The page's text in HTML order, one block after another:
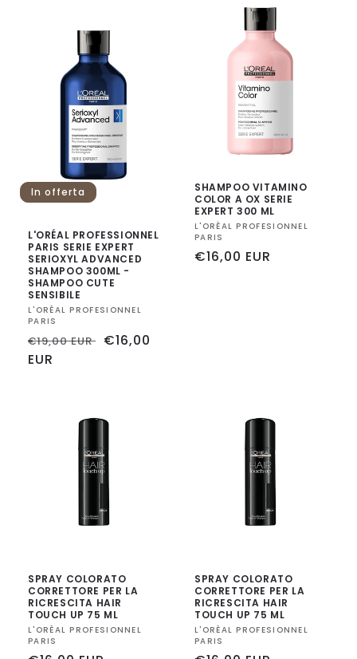
In offerta
L'ORÉAL PROFESSIONNEL
PARIS SERIE EXPERT
SERIOXYL ADVANCED
SHAMPOO 300ML -
SHAMPOO CUTE
SENSIBILE
Fornitore:
L'ORÈAL PROFESIONNEL
PARIS
Prezzo
di
€19,00 EUR Prezzo
€16,00
EUR
SHAMPOO VITAMINO
COLOR A OX SERIE
EXPERT 300 ML
Fornitore:
L'ORÈAL PROFESIONNEL
PARIS
Prezzo
€16,00 EUR
SPRAY COLORATO
CORRETTORE PER LA
RICRESCITA HAIR
TOUCH UP 75 ML
Fornitore:
L'ORÈAL PROFESIONNEL
PARIS
SPRAY COLORATO
CORRETTORE PER LA
RICRESCITA HAIR
TOUCH UP 75 ML
Fornitore:
L'ORÈAL PROFESIONNEL
PARIS